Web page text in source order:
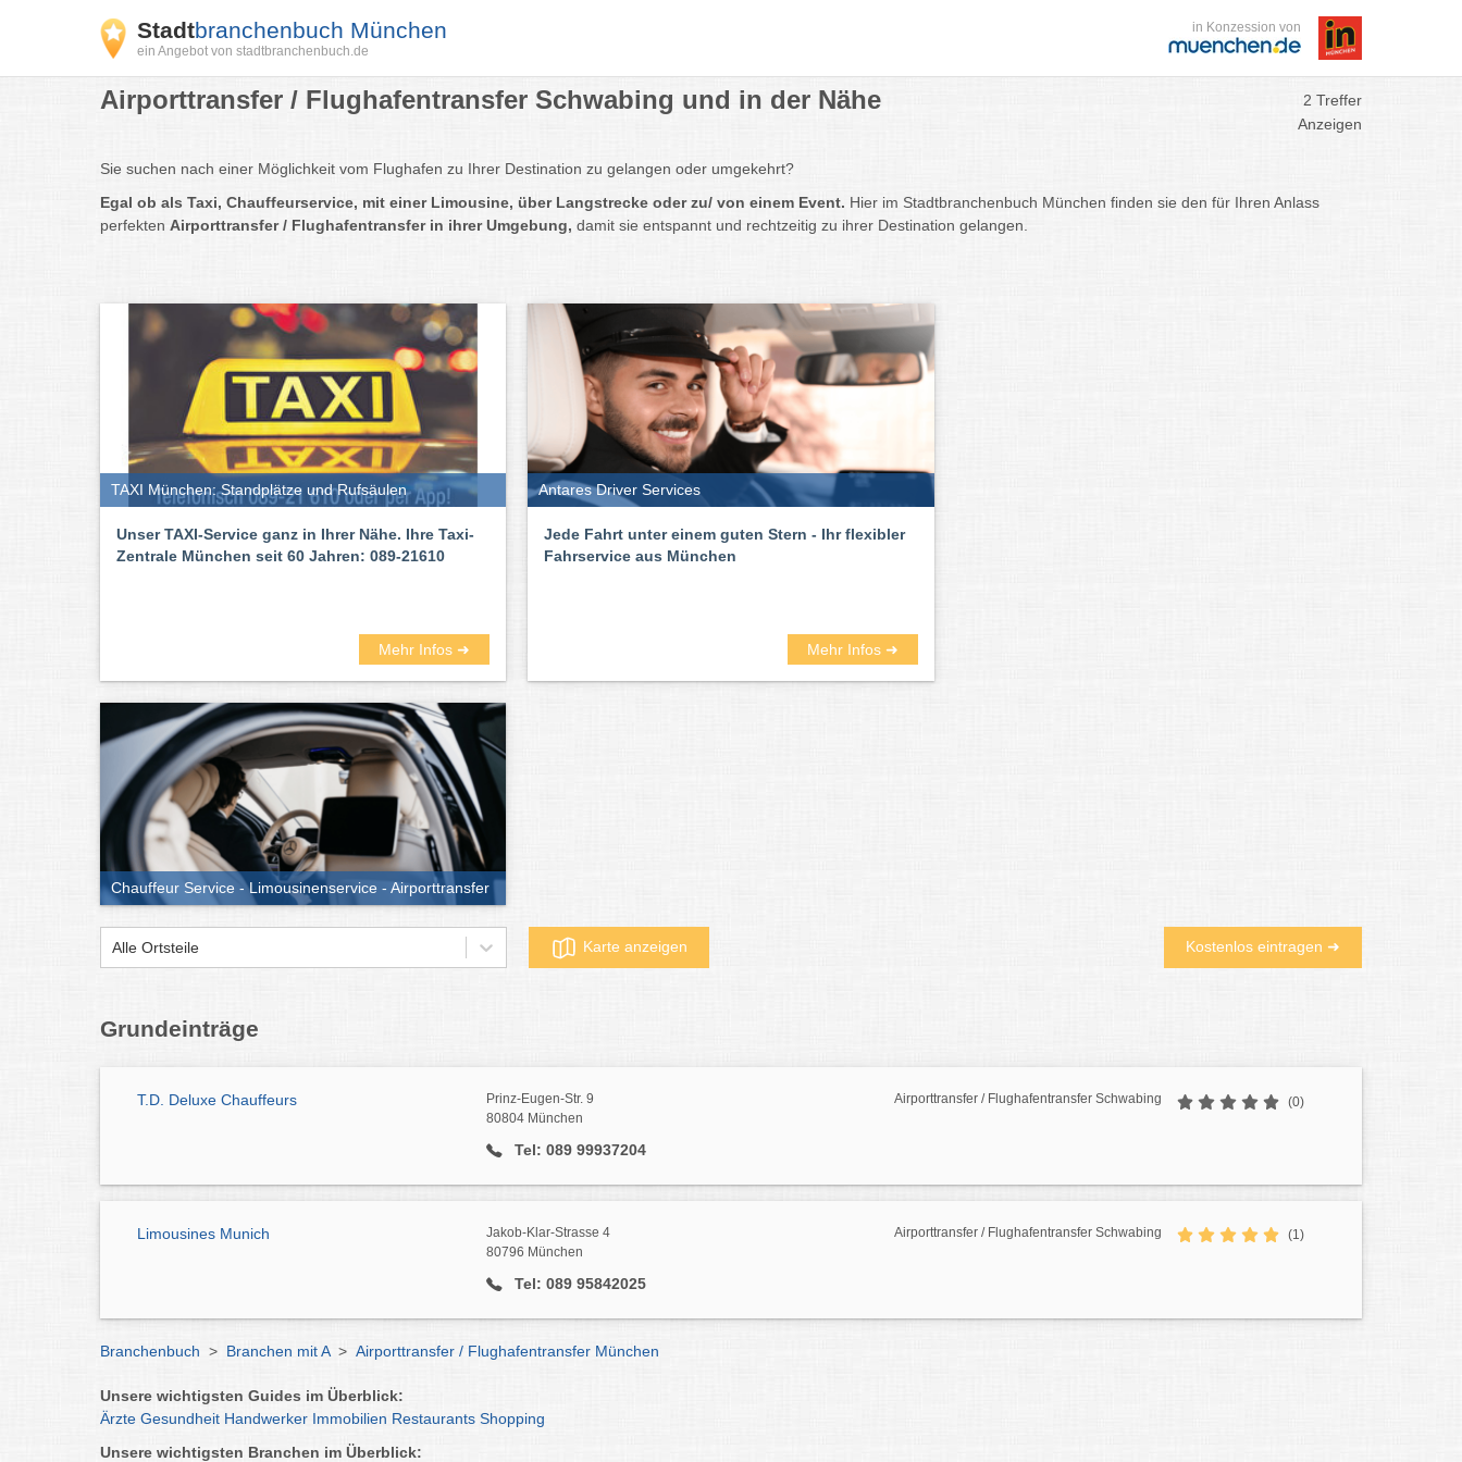
Stadtbranchenbuch München
ein Angebot von stadtbranchenbuch.de
in Konzession von
Airporttransfer / Flughafentransfer Schwabing und in der Nähe
2 Treffer
Anzeigen
Sie suchen nach einer Möglichkeit vom Flughafen zu Ihrer Destination zu gelangen oder umgekehrt?
Egal ob als Taxi, Chauffeurservice, mit einer Limousine, über Langstrecke oder zu/ von einem Event. Hier im Stadtbranchenbuch München finden sie den für Ihren Anlass
perfekten Airporttransfer / Flughafentransfer in ihrer Umgebung, damit sie entspannt und rechtzeitig zu ihrer Destination gelangen.
TAXI München: Standplätze und Rufsäulen
Unser TAXI-Service ganz in Ihrer Nähe. Ihre Taxi-
Zentrale München seit 60 Jahren: 089-21610
Mehr Infos ➜
Antares Driver Services
Jede Fahrt unter einem guten Stern - Ihr flexibler
Fahrservice aus München
Mehr Infos ➜
Chauffeur Service - Limousinenservice - Airporttransfer
Alle Ortsteile Karte anzeigen Kostenlos eintragen ➜
Grundeinträge
T.D. Deluxe Chauffeurs
Prinz-Eugen-Str. 9
80804 München
Tel: 089 99937204
Airporttransfer / Flughafentransfer Schwabing (0)
Limousines Munich
Jakob-Klar-Strasse 4
80796 München
Tel: 089 95842025
Airporttransfer / Flughafentransfer Schwabing (1)
Branchenbuch > Branchen mit A > Airporttransfer / Flughafentransfer München
Unsere wichtigsten Guides im Überblick:
Ärzte Gesundheit Handwerker Immobilien Restaurants Shopping
Unsere wichtigsten Branchen im Überblick: